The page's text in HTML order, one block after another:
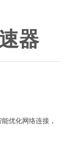
器
优化网络连接，